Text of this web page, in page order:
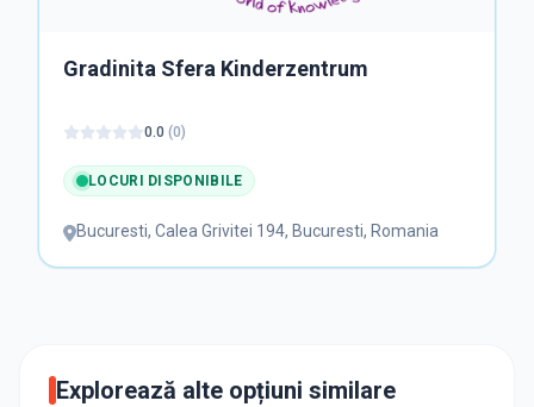
Gradinita Sfera Kinderzentrum
0.0 (0)
LOCURI DISPONIBILE
Bucuresti, Calea Grivitei 194, Bucuresti, Romania
Explorează alte opțiuni similare